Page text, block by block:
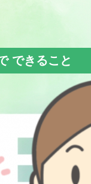
できること